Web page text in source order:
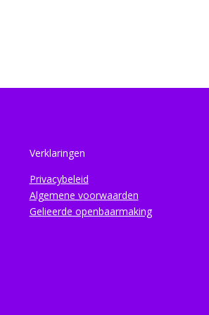
Verklaringen
Privacybeleid
Algemene voorwaarden
Gelieerde openbaarmaking